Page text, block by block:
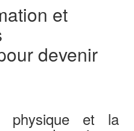
et
devenir
physique et la